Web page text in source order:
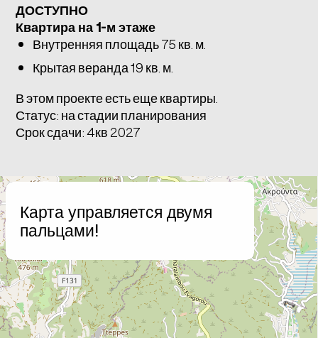
ДОСТУПНО
Квартира на 1-м этаже
Внутренняя площадь 75 кв. м.
Крытая веранда 19 кв. м.
В этом проекте есть еще квартиры.
Статус: на стадии планирования
Срок сдачи: 4кв 2027
Карта управляется двумя
пальцами!
−